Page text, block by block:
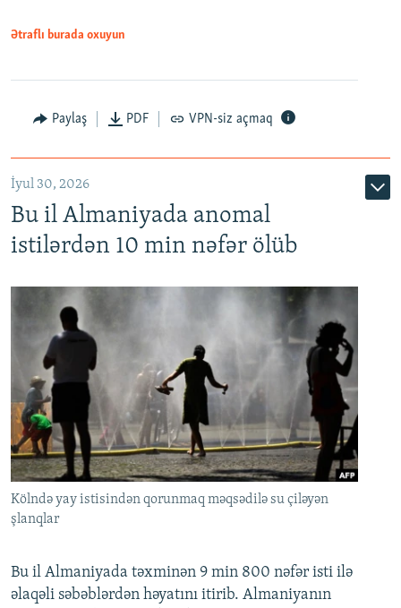
Ətraflı burada oxuyun
Paylaş PDF VPN-siz açmaq
İyul 30, 2026
Bu il Almaniyada anomal
istilərdən 10 min nəfər ölüb
Kölndə yay istisindən qorunmaq məqsədilə su çiləyən
şlanqlar
Bu il Almaniyada təxminən 9 min 800 nəfər isti ilə
əlaqəli səbəblərdən həyatını itirib. Almaniyanın